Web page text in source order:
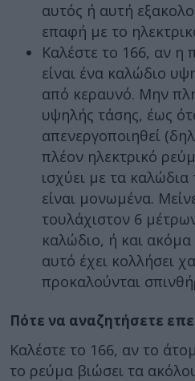
αυτός ή αυτή
επαφή με το
Καλέστε το 166, αν η
είναι ένα καλώδιο
από κεραυνό. Μην
υψηλής τάσης, έως
απενεργοποιηθεί
πλέον ηλεκτρικό
ισχύει με τα
είναι μονωμένα.
τουλάχιστον 6
καλώδιο, ή και
αυτό έχει κολλήσει
προκαλούνται
Πότε να αναζητήσετε
Καλέστε το 166, αν το
το ρεύμα βιώσει τα